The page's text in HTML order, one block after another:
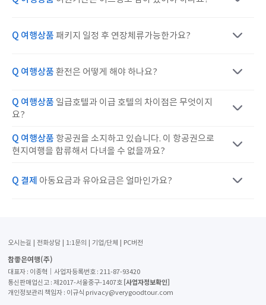
Q 여행상품 패키지 일정 후 연장체류가능한가요?
Q 여행상품 환전은 어떻게 해야 하나요?
Q 여행상품 일급호텔과 이급 호텔의 차이점은 무엇이지
요?
Q 여행상품 항공권을 소지하고 있습니다. 이 항공권으로
현지여행을 합류해서 다녀올 수 없을까요?
Q 결제 아동요금과 유아요금은 얼마인가요?
오시는길 전화상담 1:1문의 기업/단체 PC버전
참좋은여행(주)
대표자 : 이종혁│사업자등록번호 : 211-87-93420
통신판매업신고 : 제2017-서울중구-1407호 [사업자정보확인]
개인정보관리 책임자 : 이규식 privacy@verygoodtour.com